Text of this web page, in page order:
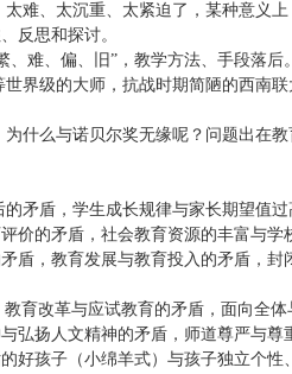
难、太沉重、太紧迫了，某种意义
反思和探讨。
难、偏、旧”，教学方法、手段落后。
界级的大师，抗战时期简陋的西南
什么与诺贝尔奖无缘呢？问题出在
矛盾，学生成长规律与家长期望值
价的矛盾，社会教育资源的丰富与
盾，教育发展与教育投入的矛盾，
育改革与应试教育的矛盾，面向全
弘扬人文精神的矛盾，师道尊严与
好孩子（小绵羊式）与孩子独立个